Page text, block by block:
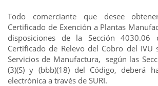
Todo comerciante que desee
Certificado de Exención a Plantas
disposiciones de la Sección
Certificado de Relevo del Cobro del IVU
Servicios de Manufactura, según las
(3)(S) y (bbb)(18) del Código, deberá
electrónica a través de SURI.